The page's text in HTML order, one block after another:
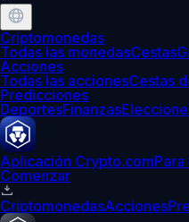
Criptomonedas
Todas las monedasCestas
Acciones
Todas las accionesCestas
Predicciones
DeportesFinanzas
Aplicación Crypto.com
Comenzar
CriptomonedasAcciones